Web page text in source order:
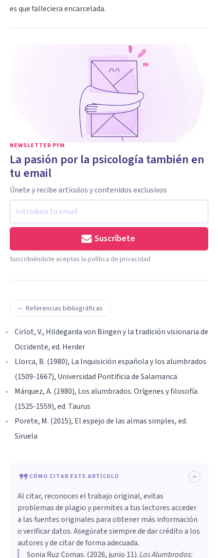
es que falleciera encarcelada.
NEWSLETTER PYM
La pasión por la psicología también en
tu email
Únete y recibe artículos y contenidos exclusivos
Suscríbete
Suscribiéndote aceptas la política de privacidad
Referencias bibliográficas
Cirlot, V., Hildegarda von Bingen y la tradición visionaria de
Occidente, ed. Herder
Llorca, B. (1980), La Inquisición española y los alumbrados
(1509-1667), Universidad Pontificia de Salamanca
Márquez, A. (1980), Los alumbrados. Orígenes y filosofía
(1525-1559), ed. Taurus
Porete, M. (2015), El espejo de las almas simples, ed.
Siruela
CÓMO CITAR ESTE ARTÍCULO
Al citar, reconoces el trabajo original, evitas
problemas de plagio y permites a tus lectores acceder
a las fuentes originales para obtener más información
o verificar datos. Asegúrate siempre de dar crédito a los
autores y de citar de forma adecuada.
Sonia Ruz Comas. (2026, junio 11).Las Alumbradas: